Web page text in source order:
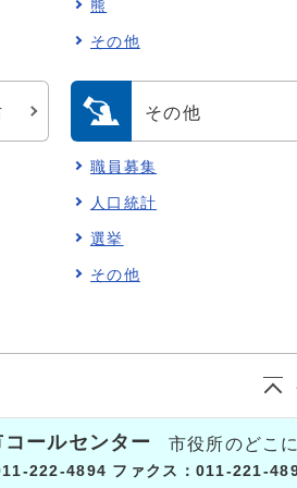
熊
その他
その他
職員募集
人口統計
選挙
その他
ールセンター 市役所のどこ
222-4894 ファクス：011-221-